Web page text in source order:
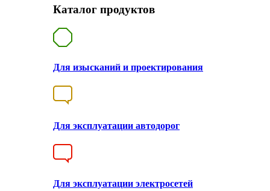
Каталог продуктов
Для изысканий и проектирования
Для эксплуатации автодорог
Для эксплуатации электросетей